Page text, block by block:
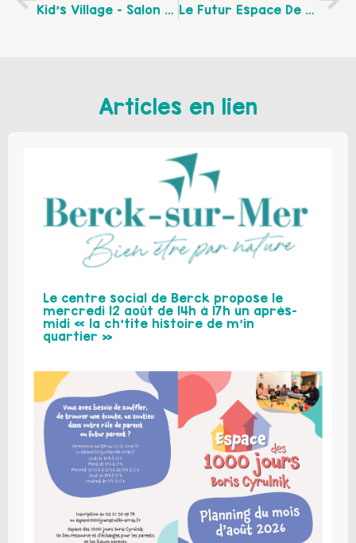
Kid’s Village – Salon De L’enfance Et De La Famille Le Futur Espace De Vie Sociale Arrive Bientôt… Choisissez Son Nom
Articles en lien
Le centre social de Berck propose le
mercredi 12 août de 14h à 17h un après-
midi « la ch’tite histoire de m’in
quartier »